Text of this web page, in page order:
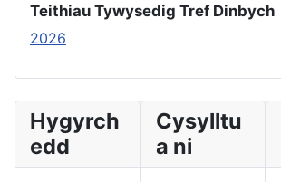
Teithiau Tywysedig Tref Dinbych
2026
Hygyrch
edd
Cysylltu
a ni